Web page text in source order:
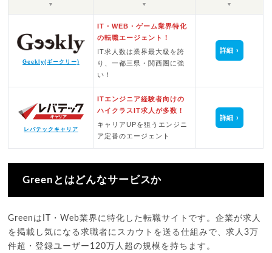
▼ ▼ ▼
Geekly(ギークリー)
IT・WEB・ゲーム業界特化
の転職エージェント！
IT求人数は業界最大級を誇
り、一都三県・関西圏に強
い！
詳細
レバテックキャリア
ITエンジニア経験者向けの
ハイクラスIT求人が多数！
キャリアUPを狙うエンジニ
ア定番のエージェント
詳細
Greenとはどんなサービスか
GreenはIT・Web業界に特化した転職サイトです。企業が求人
を掲載し気になる求職者にスカウトを送る仕組みで、求人3万
件超・登録ユーザー120万人超の規模を持ちます。